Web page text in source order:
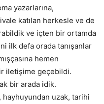
yazarlarına,
katılan herkesle ve de
ve içten bir ortamda
ilk defa orada tanışanlar
hemen
iletişime geçebildi.
bir arada idik.
uzak, tarihi